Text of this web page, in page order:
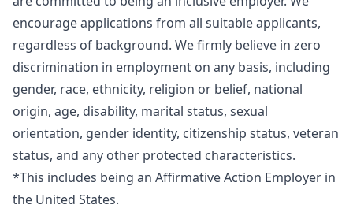
encourage applications from all suitable applicants,
regardless of background. We firmly believe in zero
discrimination in employment on any basis, including
gender, race, ethnicity, religion or belief, national
origin, age, disability, marital status, sexual
orientation, gender identity, citizenship status, veteran
status, and any other protected characteristics.
*This includes being an Affirmative Action Employer in
the United States.